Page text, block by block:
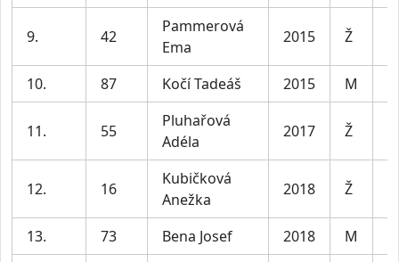
9. 42
Pammerová
Ema
2015 Ž
10. 87 Kočí Tadeáš 2015 M
11. 55
Pluhařová
Adéla
2017 Ž
12. 16
Kubičková
Anežka
2018 Ž
13. 73 Bena Josef 2018
M